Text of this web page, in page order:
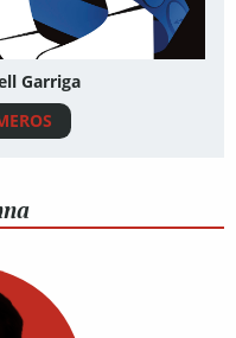
Garriga